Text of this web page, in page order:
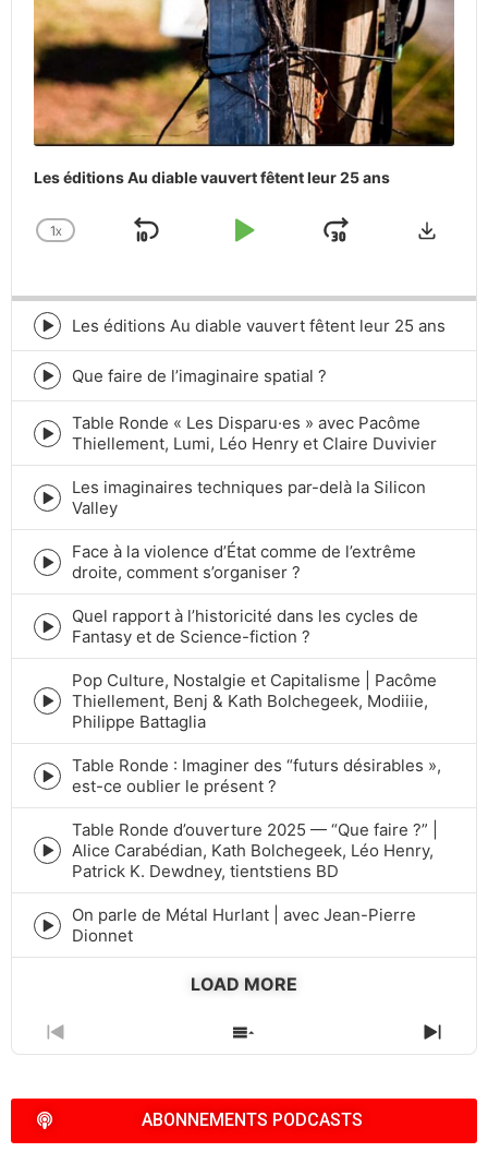
Les éditions Au diable vauvert fêtent leur 25 ans
CHANGE
1X
SKIP
PLAY
JUMP
Episode
play
icon
Les éditions Au diable vauvert fêtent leur 25 ans
Episode
play
icon
Que faire de l’imaginaire spatial ?
Episode
play
icon
Table Ronde « Les Disparu·es » avec Pacôme
Thiellement, Lumi, Léo Henry et Claire Duvivier
Episode
play
icon
Les imaginaires techniques par-delà la Silicon
Valley
Episode
play
icon
Face à la violence d’État comme de l’extrême
droite, comment s’organiser ?
Episode
play
icon
Quel rapport à l’historicité dans les cycles de
Fantasy et de Science-fiction ?
Episode
play
Pop Culture, Nostalgie et Capitalisme | Pacôme
Thiellement, Benj & Kath Bolchegeek, Modiiie,
Philippe Battaglia
Episode
play
icon
Table Ronde : Imaginer des “futurs désirables »,
est-ce oublier le présent ?
Episode
play
Table Ronde d’ouverture 2025 — “Que faire ?” |
Alice Carabédian, Kath Bolchegeek, Léo Henry,
Patrick K. Dewdney, tientstiens BD
Episode
play
On parle de Métal Hurlant | avec Jean-Pierre
Dionnet
LOAD MORE
PREVIOUS
EPISODE
SHOW
EPISODES
NEXT
ABONNEMENTS PODCASTS